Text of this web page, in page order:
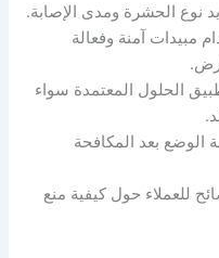
نوع الحشرة ومدى الإصابة.
مبيدات آمنة وفعالة
الحلول المعتمدة سواء
الوضع بعد المكافحة
للعملاء حول كيفية منع